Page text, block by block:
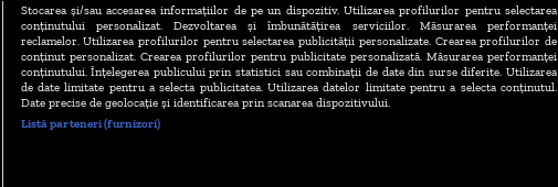
CONDIȚII POLITICA DE CONFIDENȚIALITATE
Stocarea și/sau accesarea informațiilor de pe un dispozitiv. Utilizarea profilurilor pentru selectarea
conținutului personalizat. Dezvoltarea și îmbunătățirea serviciilor. Măsurarea performanței
reclamelor. Utilizarea profilurilor pentru selectarea publicității personalizate. Crearea profilurilor de
conținut personalizat. Crearea profilurilor pentru publicitate personalizată. Măsurarea performanței
conținutului. Înțelegerea publicului prin statistici sau combinații de date din surse diferite. Utilizarea
de date limitate pentru a selecta publicitatea. Utilizarea datelor limitate pentru a selecta conținutul.
Date precise de geolocație și identificarea prin scanarea dispozitivului.
Listă parteneri (furnizori)